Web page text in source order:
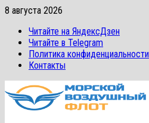
Перейти
содержимому
8 августа 2026
Читайте на ЯндексДзен
Читайте в Telegram
Политика конфиденциальности
Контакты